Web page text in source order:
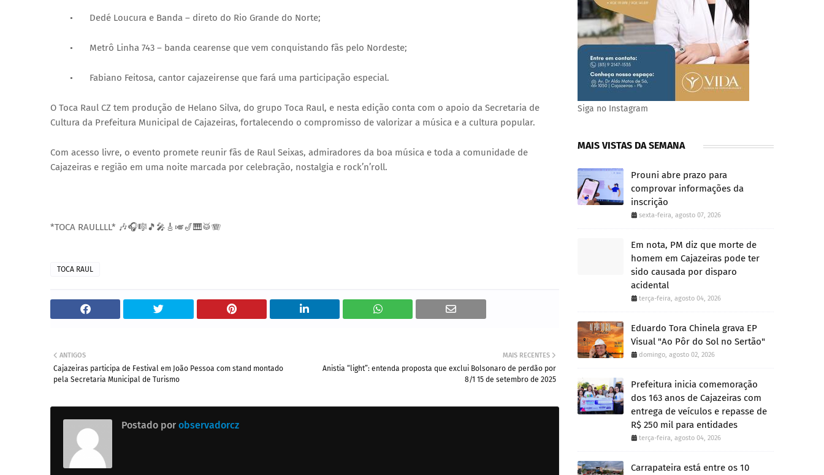
• Dedé Loucura e Banda – direto do Rio Grande do Norte;
• Metrô Linha 743 – banda cearense que vem conquistando fãs pelo Nordeste;
• Fabiano Feitosa, cantor cajazeirense que fará uma participação especial.
O Toca Raul CZ tem produção de Helano Silva, do grupo Toca Raul, e nesta edição conta com o apoio da Secretaria de
Cultura da Prefeitura Municipal de Cajazeiras, fortalecendo o compromisso de valorizar a música e a cultura popular.
Com acesso livre, o evento promete reunir fãs de Raul Seixas, admiradores da boa música e toda a comunidade de
Cajazeiras e região em uma noite marcada por celebração, nostalgia e rock’n’roll.
*TOCA RAULLLL* 🎶🎧🎼🎵🎤🎸🎺🎷🎹🥁🪗
TOCA RAUL
MAIS RECENTES
Anistia “light”: entenda proposta que exclui Bolsonaro de perdão por
8/1 15 de setembro de 2025
ANTIGOS
Cajazeiras participa de Festival em João Pessoa com stand montado
pela Secretaria Municipal de Turismo
Postado por observadorcz
Siga no Instagram
MAIS VISTAS DA SEMANA
Prouni abre prazo para
comprovar informações da
inscrição
sexta-feira, agosto 07, 2026
Em nota, PM diz que morte de
homem em Cajazeiras pode ter
sido causada por disparo
acidental
terça-feira, agosto 04, 2026
Eduardo Tora Chinela grava EP
Visual "Ao Pôr do Sol no Sertão"
domingo, agosto 02, 2026
Prefeitura inicia comemoração
dos 163 anos de Cajazeiras com
entrega de veículos e repasse de
R$ 250 mil para entidades
terça-feira, agosto 04, 2026
Carrapateira está entre os 10